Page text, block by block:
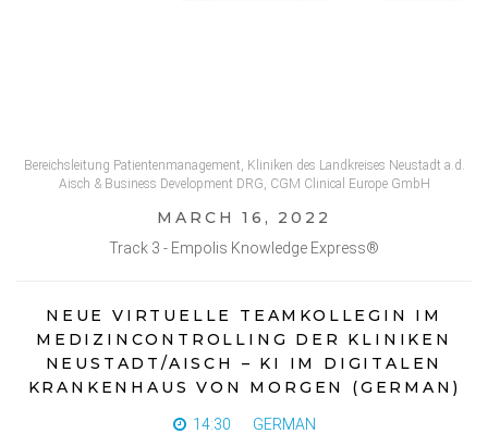
Bereichsleitung Patientenmanagement, Kliniken des Landkreises Neustadt a.d.
Aisch & Business Development DRG, CGM Clinical Europe GmbH
MARCH 16, 2022
Track 3 - Empolis Knowledge Express®
NEUE VIRTUELLE TEAMKOLLEGIN IM
MEDIZINCONTROLLING DER KLINIKEN
NEUSTADT/AISCH – KI IM DIGITALEN
KRANKENHAUS VON MORGEN (GERMAN)
14:30 GERMAN